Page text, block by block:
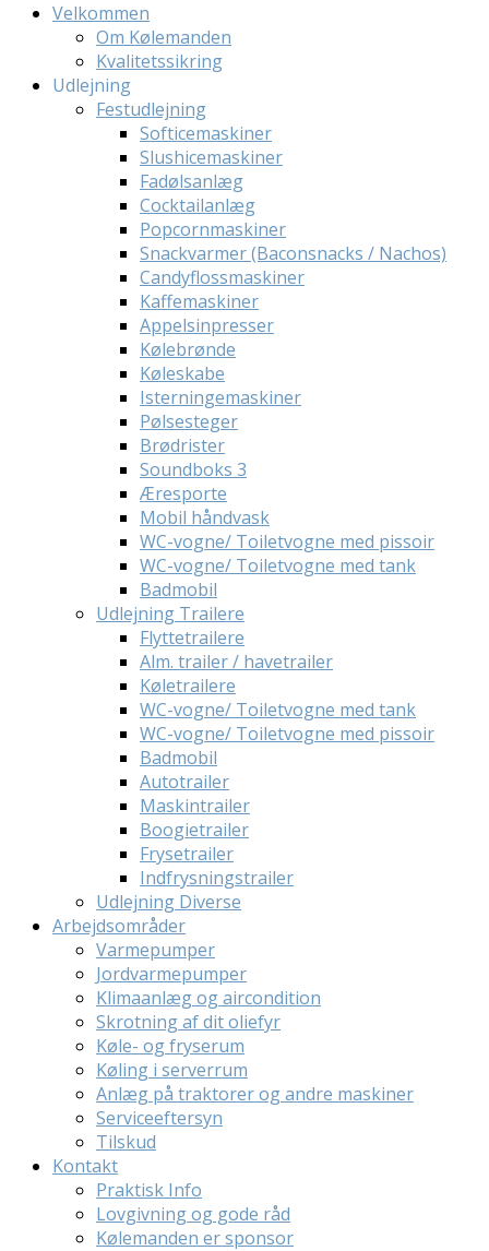
Velkommen
Om Kølemanden
Kvalitetssikring
Udlejning
Festudlejning
Softicemaskiner
Slushicemaskiner
Fadølsanlæg
Cocktailanlæg
Popcornmaskiner
Snackvarmer (Baconsnacks / Nachos)
Candyflossmaskiner
Kaffemaskiner
Appelsinpresser
Kølebrønde
Køleskabe
Isterningemaskiner
Pølsesteger
Brødrister
Soundboks 3
Æresporte
Mobil håndvask
WC-vogne/ Toiletvogne med pissoir
WC-vogne/ Toiletvogne med tank
Badmobil
Udlejning Trailere
Flyttetrailere
Alm. trailer / havetrailer
Køletrailere
WC-vogne/ Toiletvogne med tank
WC-vogne/ Toiletvogne med pissoir
Badmobil
Autotrailer
Maskintrailer
Boogietrailer
Frysetrailer
Indfrysningstrailer
Udlejning Diverse
Arbejdsområder
Varmepumper
Jordvarmepumper
Klimaanlæg og aircondition
Skrotning af dit oliefyr
Køle- og fryserum
Køling i serverrum
Anlæg på traktorer og andre maskiner
Serviceeftersyn
Tilskud
Kontakt
Praktisk Info
Lovgivning og gode råd
Kølemanden er sponsor